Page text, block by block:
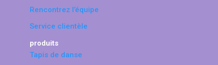
Rencontrez l’équipe
Service clientèle
produits
Tapis de danse